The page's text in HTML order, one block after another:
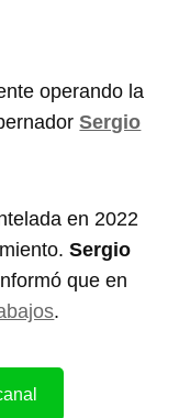
operando la
Sergio
en 2022
Sergio
que en
.